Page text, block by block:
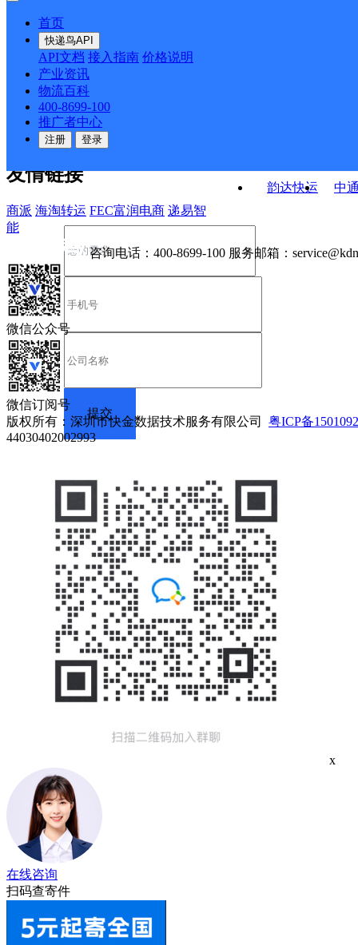
首页
快递鸟API
API文档 接入指南 价格说明
产业资讯
物流百科
400-8699-100
推广者中心
注册 登录
韵达快运
中
API接口 DEMO下载
关于我们
公司介绍 企业动态
合作伙伴 快递鸟接口服务协议
户隐私政策
友情链接
商派 海淘转运 FEC富润电商 递易智
能
咨询电话： 400-8699-100 服务邮箱：
微信公众号
微信订阅号
版权所有：深圳市快金数据技术服务有限公司 粤ICP备
44030402002993
x
在线咨询
扫码查寄件